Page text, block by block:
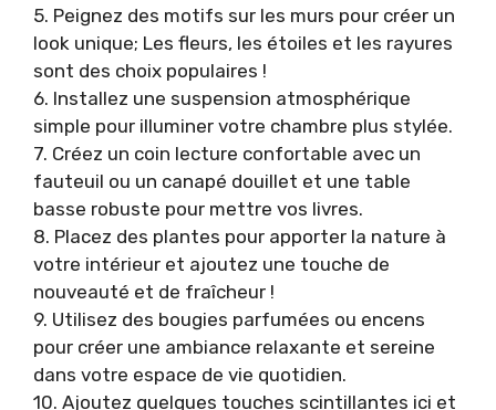
5. Peignez des motifs sur les murs pour créer un
look unique; Les fleurs, les étoiles et les rayures
sont des choix populaires !
6. Installez une suspension atmosphérique
simple pour illuminer votre chambre plus stylée.
7. Créez un coin lecture confortable avec un
fauteuil ou un canapé douillet et une table
basse robuste pour mettre vos livres.
8. Placez des plantes pour apporter la nature à
votre intérieur et ajoutez une touche de
nouveauté et de fraîcheur !
9. Utilisez des bougies parfumées ou encens
pour créer une ambiance relaxante et sereine
dans votre espace de vie quotidien.
10. Ajoutez quelques touches scintillantes ici et